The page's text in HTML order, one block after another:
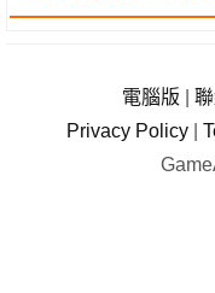
電腦版
Privacy Policy